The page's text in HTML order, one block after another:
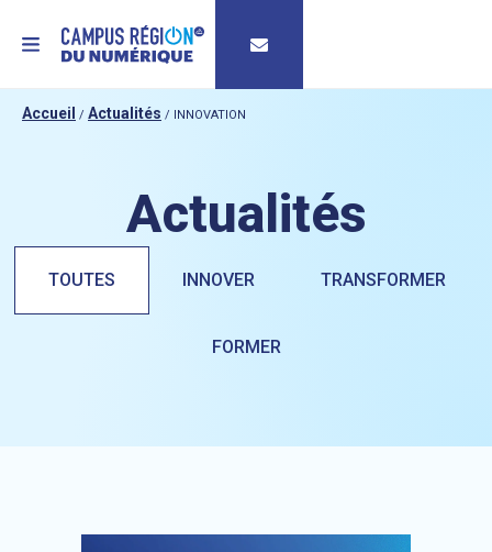
MENU
Accueil / Actualités / INNOVATION
Actualités
TOUTES INNOVER TRANSFORMER
FORMER